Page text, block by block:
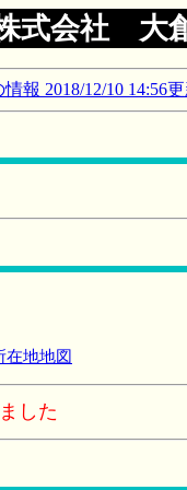
式会社 大
報 2018/12/10 14:56
地地図
した